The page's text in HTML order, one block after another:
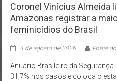
Coronel Vinícius Almeida
Amazonas registrar a
feminicídios do Brasil
4 de agosto de 2026 Portal
Anuário Brasileiro da Segurança
31,7% nos casos e coloca o